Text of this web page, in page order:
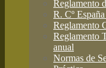
Reglamento
R. Cº
Reglamento
Reglamento
anual
Normas de